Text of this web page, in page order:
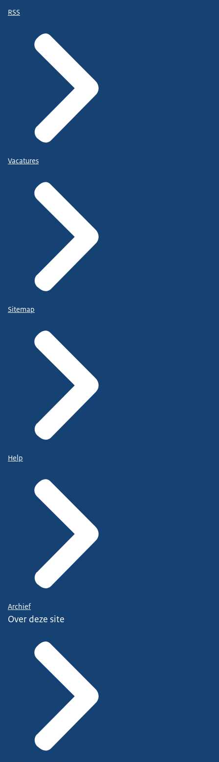
RSS
Vacatures
Sitemap
Help
Archief
Over deze site